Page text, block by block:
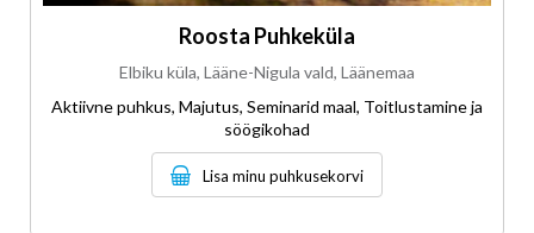
Roosta Puhkeküla
Elbiku küla, Lääne-Nigula vald, Läänemaa
Aktiivne puhkus, Majutus, Seminarid maal, Toitlustamine ja
söögikohad
Lisa minu puhkusekorvi